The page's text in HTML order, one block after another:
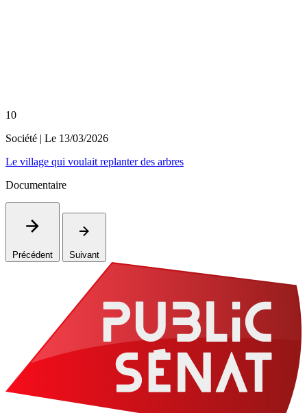
10
Société | Le 13/03/2026
Le village qui voulait replanter des arbres
Documentaire
Précédent Suivant